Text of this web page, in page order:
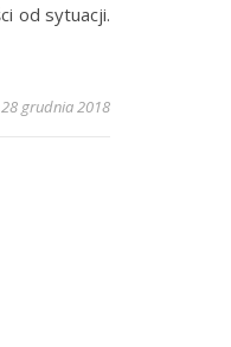
od sytuacji.
28 grudnia 2018